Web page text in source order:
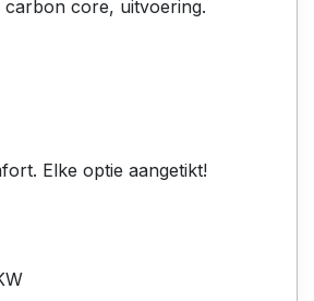
core, uitvoering.
Elke optie aangetikt!